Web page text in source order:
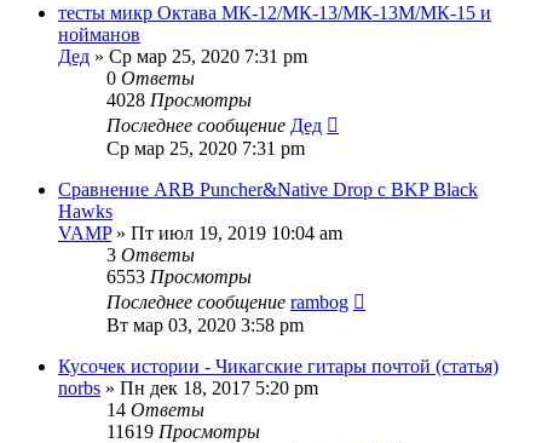
тесты микр Октава МК-12/МК-13/МК-13М/МК-15 и
нойманов
Дед » Ср мар 25, 2020 7:31 pm
0 Ответы
4028 Просмотры
Последнее сообщение Дед
Ср мар 25, 2020 7:31 pm
Сравнение ARB Puncher&Native Drop с BKP Black
Hawks
VAMP» Пт июл 19, 2019 10:04 am
3 Ответы
6553 Просмотры
Последнее сообщение rambog
Вт мар 03, 2020 3:58 pm
Кусочек истории - Чикагские гитары почтой (статья)
norbs » Пн дек 18, 2017 5:20 pm
14 Ответы
11619 Просмотры